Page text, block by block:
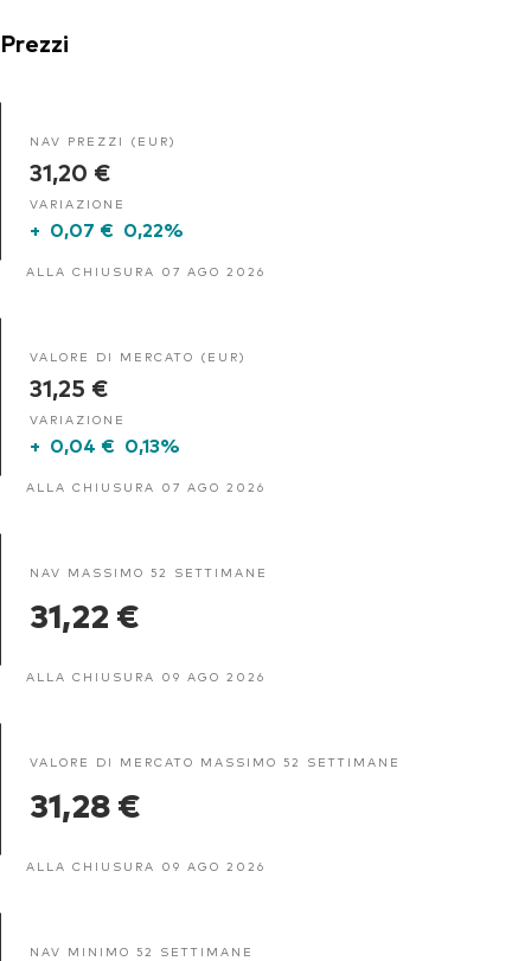
Prezzi
NAV PREZZI (EUR)
31,20 €
VARIAZIONE
+ 0,07 € 0,22%
ALLA CHIUSURA 07 AGO 2026
VALORE DI MERCATO (EUR)
31,25 €
VARIAZIONE
+ 0,04 € 0,13%
ALLA CHIUSURA 07 AGO 2026
NAV MASSIMO 52 SETTIMANE
31,22 €
ALLA CHIUSURA 09 AGO 2026
VALORE DI MERCATO MASSIMO 52 SETTIMANE
31,28 €
ALLA CHIUSURA 09 AGO 2026
NAV MINIMO 52 SETTIMANE